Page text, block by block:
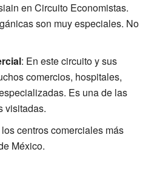
en Circuito Economistas.
son muy especiales. No
: En este circuito y sus
comercios, hospitales,
Es una de las
visitadas.
centros comerciales más
México.